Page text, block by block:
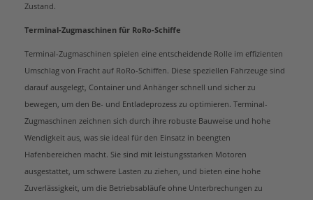
Zustand.
Terminal-Zugmaschinen für RoRo-Schiffe
Terminal-Zugmaschinen spielen eine entscheidende Rolle im effizienten
Umschlag von Fracht auf RoRo-Schiffen. Diese speziellen Fahrzeuge sind
darauf ausgelegt, Container und Anhänger schnell und sicher zu
bewegen, um den Be- und Entladeprozess zu optimieren. Terminal-
Zugmaschinen zeichnen sich durch ihre robuste Bauweise und hohe
Wendigkeit aus, was sie ideal für den Einsatz in beengten
Hafenbereichen macht. Sie sind mit leistungsstarken Motoren
ausgestattet, um schwere Lasten zu ziehen, und bieten eine hohe
Zuverlässigkeit, um die Betriebsabläufe ohne Unterbrechungen zu